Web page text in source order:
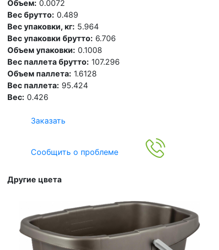
Объем: 0.0072
Вес брутто: 0.489
Вес упаковки, кг: 5.964
Вес упаковки брутто: 6.706
Объем упаковки: 0.1008
Вес паллета брутто: 107.296
Объем паллета: 1.6128
Вес паллета: 95.424
Вес: 0.426
Заказать
Сообщить о проблеме
Другие цвета